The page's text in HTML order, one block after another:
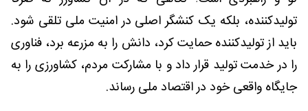
تولیدکننده، بلکه یک کنشگر اصلی در امنیت ملی تلقی شود.
باید از تولیدکننده حمایت کرد، دانش را به مزرعه برد، فناوری
را در خدمت تولید قرار داد و با مشارکت مردم، کشاورزی را به
جایگاه واقعی خود در اقتصاد ملی رساند.